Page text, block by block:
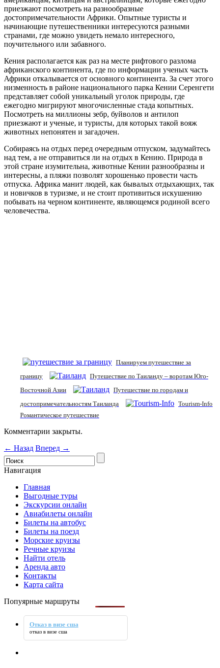
приезжают посмотреть на разнообразные
достопримечательности Африки. Опытные туристы и
начинающие путешественники интересуются разными
странами, где можно увидеть немало интересного,
поучительного или забавного.
Кения располагается как раз на месте рифтового разлома
африканского континента, где по информации ученых часть
Африки откалывается от основного континента. За счет этого
низменность в районе национального парка Кении Серенгети
представляет собой уникальный уголок природы, где
ежегодно мигрируют многочисленные стада копытных.
Посмотреть на миллионы зебр, буйволов и антилоп
приезжают и ученые, и туристы, для которых такой вояж
животных непонятен и загадочен.
Собираясь на отдых перед очередным отпуском, задумайтесь
над тем, а не отправиться ли на отдых в Кению. Природа в
этой стране изумительна, животные Кении разнообразны и
интересны, а пляжи позволят хорошенько провести часть
отпуска. Африка манит людей, как бывалых отдыхающих, так
и новичков в туризме, и не стоит противиться искушению
побывать на черном континенте, являющемся родиной всего
человечества.
Планируем путешествие за
границу
Путешествие по Таиланду – воротам Юго-
Восточной Азии
Путешествие по городам и
достопримечательностям Таиланда
Tourism-Info
Романтическое путешествие
Комментарии закрыты.
← Назад Вперед →
Навигация
Главная
Выгодные туры
Экскурсии онлайн
Авиабилеты онлайн
Билеты на автобус
Билеты на поезд
Морские круизы
Речные круизы
Найти отель
Аренда авто
Контакты
Карта сайта
Попуярные маршруты
Отказ в визе сша
отказ в визе сша